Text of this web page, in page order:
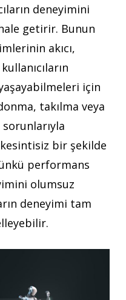
deneyimini
getirir. Bunun
akıcı,
için
takılma veya
bir şekilde
performans
olumsuz
deneyimi tam